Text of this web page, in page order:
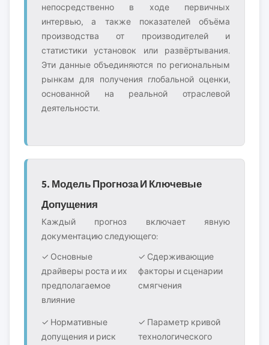
непосредственно в ходе первичных
интервью, а также показателей объёма
производства от производителей и
статистики установок или развёртывания.
Эти данные объединяются по региональным
рынкам для получения глобальной оценки,
основанной на реальной отраслевой
деятельности.
5. Модель Прогноза И Ключевые
Допущения
Каждый прогноз включает явную
документацию следующего:
✓ Основные
драйверы роста и их
предполагаемое
влияние
✓ Сдерживающие
факторы и сценарии
смягчения
✓ Нормативные
допущения и риск
✓ Параметр кривой
технологического